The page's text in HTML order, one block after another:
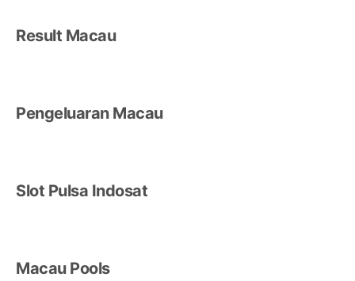
Result Macau
Pengeluaran Macau
Slot Pulsa Indosat
Macau Pools